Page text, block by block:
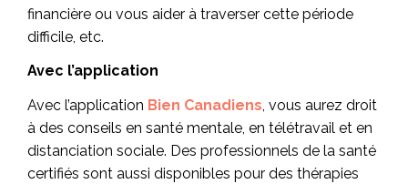
financière ou vous aider à traverser cette période
difficile, etc.
Avec l’application
Avec l’application Bien Canadiens, vous aurez droit
à des conseils en santé mentale, en télétravail et en
distanciation sociale. Des professionnels de la santé
certifiés sont aussi disponibles pour des thérapies